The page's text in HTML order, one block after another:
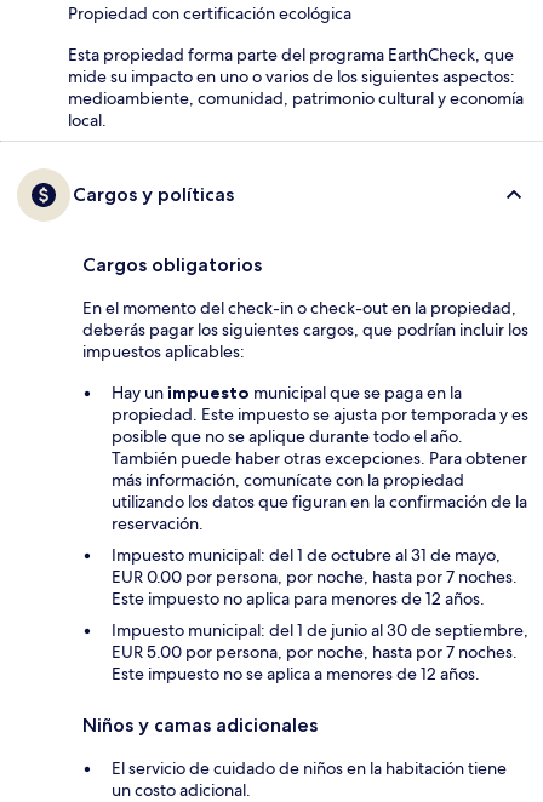
Propiedad con certificación ecológica
Esta propiedad forma parte del programa EarthCheck, que
mide su impacto en uno o varios de los siguientes aspectos:
medioambiente, comunidad, patrimonio cultural y economía
local.
Cargos y políticas
Cargos obligatorios
En el momento del check-in o check-out en la propiedad,
deberás pagar los siguientes cargos, que podrían incluir los
impuestos aplicables:
Hay unimpuesto municipal que se paga en la
propiedad. Este impuesto se ajusta por temporada y es
posible que no se aplique durante todo el año.
También puede haber otras excepciones. Para obtener
más información, comunícate con la propiedad
utilizando los datos que figuran en la confirmación de la
reservación.
Impuesto municipal: del 1 de octubre al 31 de mayo,
EUR 0.00 por persona, por noche, hasta por 7 noches.
Este impuesto no aplica para menores de 12 años.
Impuesto municipal: del 1 de junio al 30 de septiembre,
EUR 5.00 por persona, por noche, hasta por 7 noches.
Este impuesto no se aplica a menores de 12 años.
Niños y camas adicionales
El servicio de cuidado de niños en la habitación tiene
un costo adicional.